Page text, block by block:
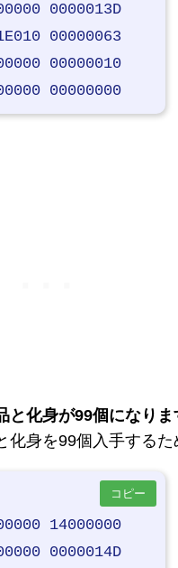
0000013D
00000063
00000010
00000000
と化身が99個になりま
身を99個入手するた
コピー
14000000
0000014D